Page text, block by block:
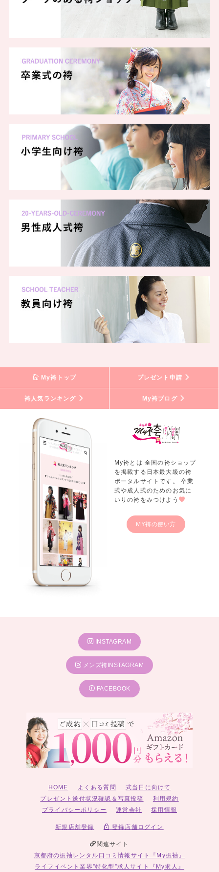
My袴トップ プレゼント申請
袴人気ランキング My袴ブログ
My袴とは 全国の袴ショップ
を掲載する日本最大級の袴
ポータルサイトです。 卒業
式や成人式のためのお気に
いりの袴をみつけよう
MY袴の使い方
INSTAGRAM
メンズ袴INSTAGRAM
FACEBOOK
HOME よくある質問
式当日に向けて
プレゼント送付状況確認＆写真投稿
利用規約
プライバシーポリシー
運営会社 採用情報
新規店舗登録 登録店舗ログイン
関連サイト
京都府の振袖レンタル口コミ情報サイト『My振袖』
ライフイベント業界”特化型”求人サイト『My求人』